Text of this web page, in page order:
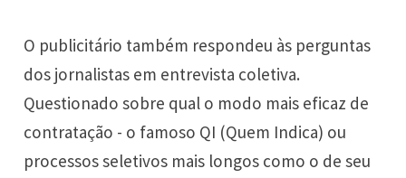
O publicitário também respondeu às perguntas
dos jornalistas em entrevista coletiva.
Questionado sobre qual o modo mais eficaz de
contratação - o famoso QI (Quem Indica) ou
processos seletivos mais longos como o de seu